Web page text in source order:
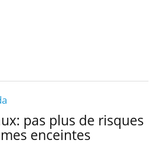
pas plus de risques
enceintes